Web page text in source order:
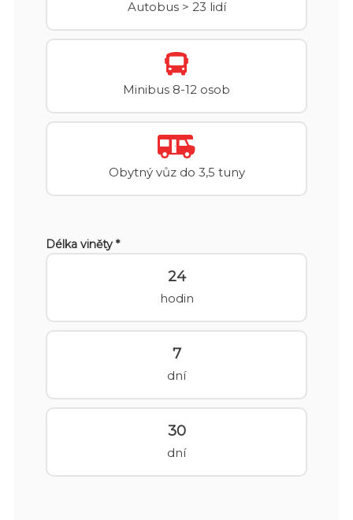
Autobus > 23 lidí
Minibus 8-12 osob
Obytný vůz do 3,5 tuny
Délka viněty *
24
hodin
7
dní
30
dní